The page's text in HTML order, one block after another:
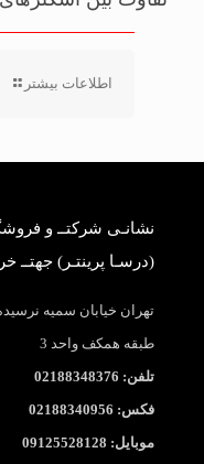
اطلاعات بیشتر
نشانـی شرکتــ و
(درسـا پرینتـر) جهتــ
طبقه همکف واحد 3
تلفن: 02188348376
فکس: 02188340956
موبایل: 09125528128